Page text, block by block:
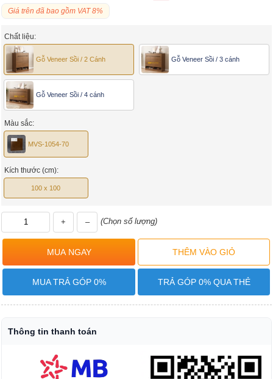
Giá trên đã bao gồm VAT 8%
Chất liệu:
Gỗ Veneer Sồi / 2 Cánh Gỗ Veneer Sồi / 3 cánh
Gỗ Veneer Sồi / 4 cánh
Màu sắc:
MVS-1054-70
Kích thước (cm):
100 x 100
+ – (Chọn số lượng)
MUA TRẢ GÓP 0% TRẢ GÓP 0% QUA THẺ
Thông tin thanh toán